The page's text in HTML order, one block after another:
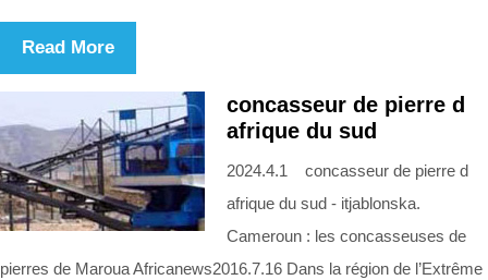
Read More
concasseur de pierre d
afrique du sud
2024.4.1 concasseur de pierre d
afrique du sud - itjablonska.
Cameroun : les concasseuses de
pierres de Maroua Africanews2016.7.16 Dans la région de l’Extrême